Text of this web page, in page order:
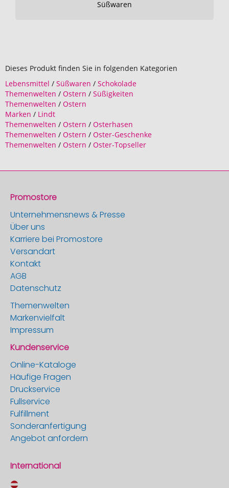
Süßwaren
Dieses Produkt finden Sie in folgenden Kategorien
Lebensmittel / Süßwaren / Schokolade
Themenwelten / Ostern / Süßigkeiten
Themenwelten / Ostern
Marken / Lindt
Themenwelten / Ostern / Osterhasen
Themenwelten / Ostern / Oster-Geschenke
Themenwelten / Ostern / Oster-Topseller
Promostore
Unternehmensnews & Presse
Über uns
Karriere bei Promostore
Versandart
Kontakt
AGB
Datenschutz
Themenwelten
Markenvielfalt
Impressum
Kundenservice
Online-Kataloge
Häufige Fragen
Druckservice
Fullservice
Fulfillment
Sonderanfertigung
Angebot anfordern
International